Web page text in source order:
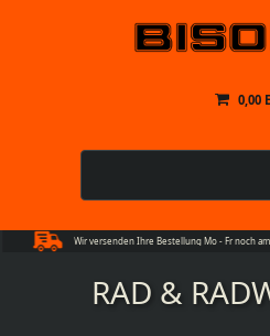
0,00
Wir versenden Ihre Bestellung Mo - Fr noch
RAD &